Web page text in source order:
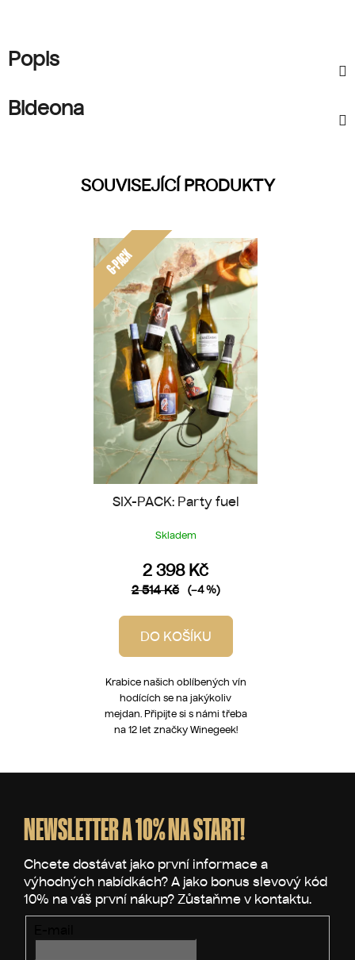
Popis
Bideona
SOUVISEJÍCÍ PRODUKTY
6-PACK
SIX-PACK: Party fuel
Skladem
2 398 Kč
2 514 Kč (–4 %)
DO KOŠÍKU
Krabice našich oblíbených vín
hodících se na jakýkoliv
mejdan. Připijte si s námi třeba
na 12 let značky Winegeek!
NEWSLETTER A 10% NA START!